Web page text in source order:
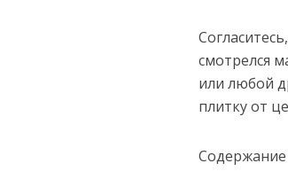
смотрелся
или любой
плитку от
Содержание